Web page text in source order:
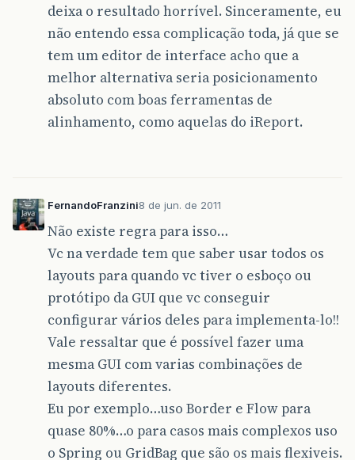
deixa o resultado horrível. Sinceramente, eu
não entendo essa complicação toda, já que se
tem um editor de interface acho que a
melhor alternativa seria posicionamento
absoluto com boas ferramentas de
alinhamento, como aquelas do iReport.
FernandoFranzini8 de jun. de 2011
Não existe regra para isso…
Vc na verdade tem que saber usar todos os
layouts para quando vc tiver o esboço ou
protótipo da GUI que vc conseguir
configurar vários deles para implementa-lo!!
Vale ressaltar que é possível fazer uma
mesma GUI com varias combinações de
layouts diferentes.
Eu por exemplo…uso Border e Flow para
quase 80%…o para casos mais complexos uso
o Spring ou GridBag que são os mais flexiveis.